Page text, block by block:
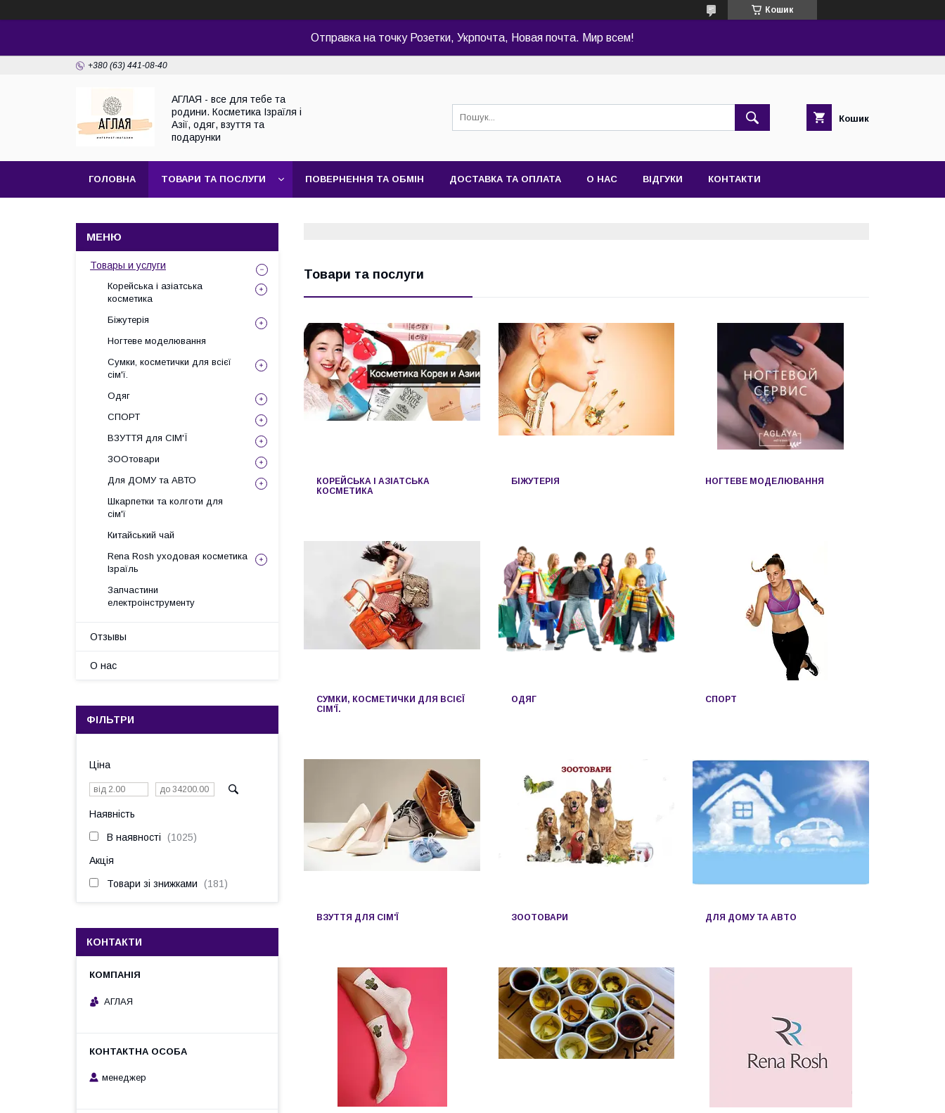
Кошик
Отправка на точку Розетки, Укрпочта, Новая почта. Мир всем!
+380 (63) 441-08-40
АГЛАЯ - все для тебе та
родини. Косметика Ізраїля і
Азії, одяг, взуття та
подарунки
Кошик
ГОЛОВНА ТОВАРИ ТА ПОСЛУГИ ПОВЕРНЕННЯ ТА ОБМІН ДОСТАВКА ТА ОПЛАТА О НАС ВІДГУКИ КОНТАКТИ
Товари та послуги
КОРЕЙСЬКА І АЗІАТСЬКА
КОСМЕТИКА
БІЖУТЕРІЯ НОГТЕВЕ МОДЕЛЮВАННЯ
СУМКИ, КОСМЕТИЧКИ ДЛЯ ВСІЄЇ
СІМ'Ї.
ОДЯГ СПОРТ
ВЗУТТЯ ДЛЯ СІМ'Ї ЗООТОВАРИ ДЛЯ ДОМУ ТА АВТО
Товары и услуги
Корейська і азіатська
косметика
Біжутерія
Ногтеве моделювання
Сумки, косметички для всієї
сім'ї.
Одяг
СПОРТ
ВЗУТТЯ для СІМ'Ї
ЗООтовари
Для ДОМУ та АВТО
Шкарпетки та колготи для
сім'ї
Китайський чай
Rena Rosh уходовая косметика
Ізраїль
Запчастини
електроінструменту
Отзывы
О нас
ФІЛЬТРИ
Ціна
Наявність
В наявності 1025
Акція
Товари зі знижками 181
КОНТАКТИ
АГЛАЯ
менеджер